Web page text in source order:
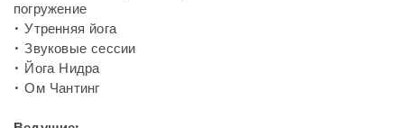
погружение
• Утренняя йога
• Звуковые сессии
• Йога Нидра
• Ом Чантинг